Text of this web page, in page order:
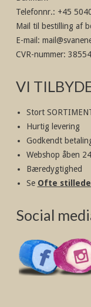
Telefonnr.: +45
Mail til bestilling af
E-mail :
CVR-nummer:
VI
Stort
Hurtig levering
Godkendt
Webshop åben
Bæredygtighed
Se Ofte stillede
Social